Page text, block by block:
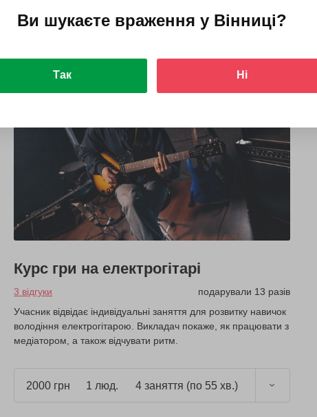
Купити для себе Подарувати
Курс гри на електрогітарі
3 відгуки
подарували 13 разів
Учасник відвідає індивідуальні заняття для розвитку навичок
володіння електрогітарою. Викладач покаже, як працювати з
медіатором, а також відчувати ритм.
2000 грн 1 люд. 4 заняття (по 55 хв.)
Ви шукаєте враження у Вінниці?
Так Ні